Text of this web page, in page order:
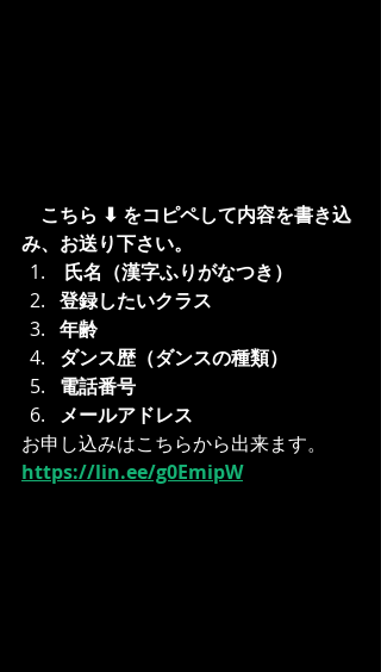
こちら ⬇︎ をコピペして内容を書き込
み、お送り下さい。
氏名（漢字ふりがなつき）
登録したいクラス
年齢
ダンス歴（ダンスの種類）
電話番号
メールアドレス
お申し込みはこちらから出来ます。
https://lin.ee/g0EmipW